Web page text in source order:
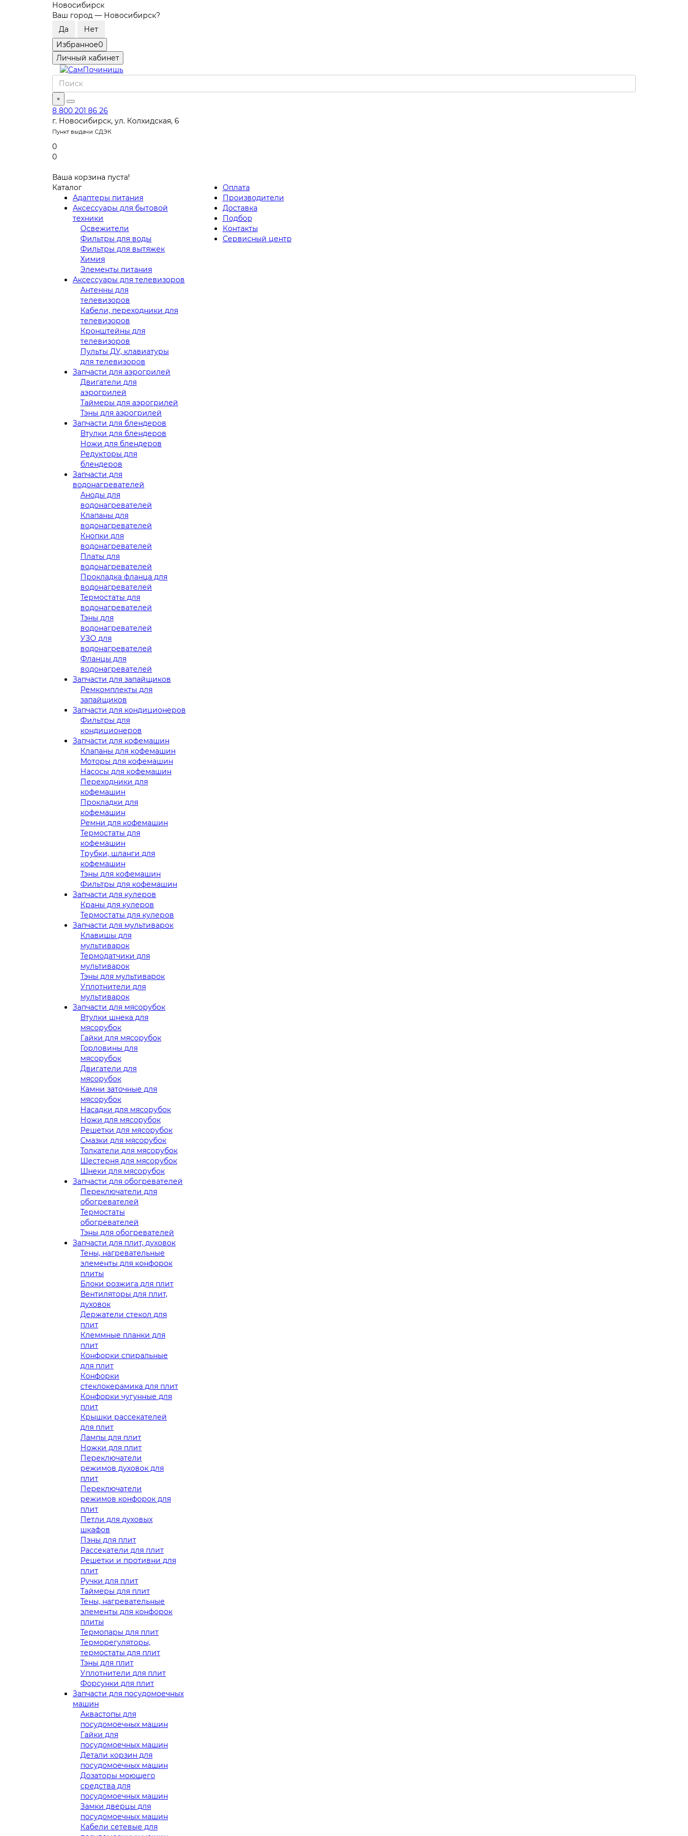
Новосибирск
Ваш город — Новосибирск?
Избранное0
Личный кабинет
×
8 800 201 86 26
г. Новосибирск, ул. Колхидская, 6
Пункт выдачи СДЭК
0
0
Ваша корзина пуста!
Каталог
Адаптеры питания
Аксессуары для бытовой
техники
Освежители
Фильтры для воды
Фильтры для вытяжек
Химия
Элементы питания
Аксессуары для телевизоров
Антенны для
телевизоров
Кабели, переходники для
телевизоров
Кронштейны для
телевизоров
Пульты ДУ, клавиатуры
для телевизоров
Запчасти для аэрогрилей
Двигатели для
аэрогрилей
Таймеры для аэрогрилей
Тэны для аэрогрилей
Запчасти для блендеров
Втулки для блендеров
Ножи для блендеров
Редукторы для
блендеров
Запчасти для
водонагревателей
Аноды для
водонагревателей
Клапаны для
водонагревателей
Кнопки для
водонагревателей
Платы для
водонагревателей
Прокладка фланца для
водонагревателей
Термостаты для
водонагревателей
Тэны для
водонагревателей
УЗО для
водонагревателей
Фланцы для
водонагревателей
Запчасти для запайщиков
Ремкомплекты для
запайщиков
Запчасти для кондиционеров
Фильтры для
кондиционеров
Запчасти для кофемашин
Клапаны для кофемашин
Моторы для кофемашин
Насосы для кофемашин
Переходники для
кофемашин
Прокладки для
кофемашин
Ремни для кофемашин
Термостаты для
кофемашин
Трубки, шланги для
кофемашин
Тэны для кофемашин
Фильтры для кофемашин
Запчасти для кулеров
Краны для кулеров
Термостаты для кулеров
Запчасти для мультиварок
Клавишы для
мультиварок
Термодатчики для
мультиварок
Тэны для мультиварок
Уплотнители для
мультиварок
Запчасти для мясорубок
Втулки шнека для
мясорубок
Гайки для мясорубок
Горловины для
мясорубок
Двигатели для
мясорубок
Камни заточные для
мясорубок
Насадки для мясорубок
Ножи для мясорубок
Решетки для мясорубок
Смазки для мясорубок
Толкатели для мясорубок
Шестерня для мясорубок
Шнеки для мясорубок
Запчасти для обогревателей
Переключатели для
обогревателей
Термостаты
обогревателей
Тэны для обогревателей
Запчасти для плит, духовок
Тены, нагревательные
элементы для конфорок
плиты
Блоки розжига для плит
Вентиляторы для плит,
духовок
Держатели стекол для
плит
Клеммные планки для
плит
Конфорки спиральные
для плит
Конфорки
стеклокерамика для плит
Конфорки чугунные для
плит
Крышки рассекателей
для плит
Лампы для плит
Ножки для плит
Переключатели
режимов духовок для
плит
Переключатели
режимов конфорок для
плит
Петли для духовых
шкафов
Пэны для плит
Рассекатели для плит
Решетки и противни для
плит
Ручки для плит
Таймеры для плит
Тены, нагревательные
элементы для конфорок
плиты
Термопары для плит
Терморегуляторы,
термостаты для плит
Тэны для плит
Уплотнители для плит
Форсунки для плит
Запчасти для посудомоечных
машин
Аквастопы для
посудомоечных машин
Гайки для
посудомоечных машин
Детали корзин для
посудомоечных машин
Дозаторы моющего
средства для
посудомоечных машин
Замки дверцы для
посудомоечных машин
Кабели сетевые для
Оплата
Производители
Доставка
Подбор
Контакты
Сервисный центр